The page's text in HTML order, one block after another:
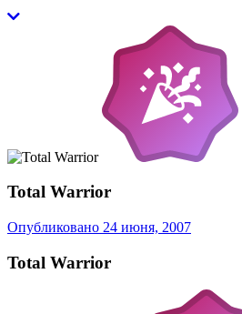
Total Warrior
Опубликовано 24 июня, 2007
Total Warrior